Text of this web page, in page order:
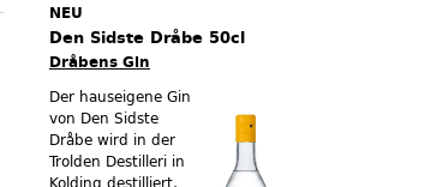
NEU
Den Sidste Dråbe 50cl
Dråbens Gin
Der hauseigene Gin
von Den Sidste
Dråbe wird in der
Trolden Destilleri in